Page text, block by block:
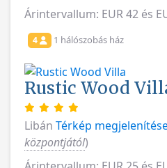
Árintervallum: EUR 42 és
4 1 hálószobás ház
Rustic Wood
Libán Térkép
központjától)